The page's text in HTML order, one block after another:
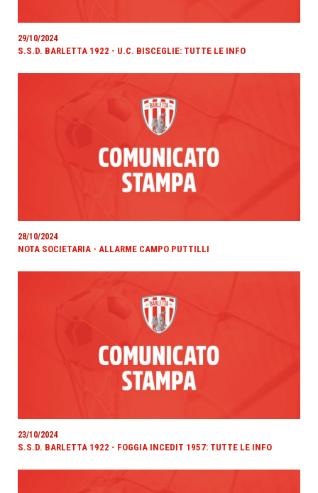
29/10/2024
S.S.D. BARLETTA 1922 - U.C. BISCEGLIE: TUTTE LE INFO
28/10/2024
NOTA SOCIETARIA - ALLARME CAMPO PUTTILLI
23/10/2024
S.S.D. BARLETTA 1922 - FOGGIA INCEDIT 1957: TUTTE LE INFO